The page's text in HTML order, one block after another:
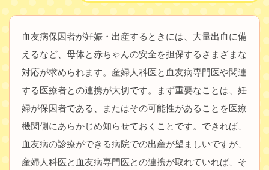
血友病保因者が妊娠・出産するときには、大量出血に備
えるなど、母体と赤ちゃんの安全を担保するさまざまな
対応が求められます。産婦人科医と血友病専門医や関連
する医療者との連携が大切です。まず重要なことは、妊
婦が保因者である、またはその可能性があることを医療
機関側にあらかじめ知らせておくことです。できれば、
血友病の診療ができる病院での出産が望ましいですが、
産婦人科医と血友病専門医との連携が取れていれば、そ